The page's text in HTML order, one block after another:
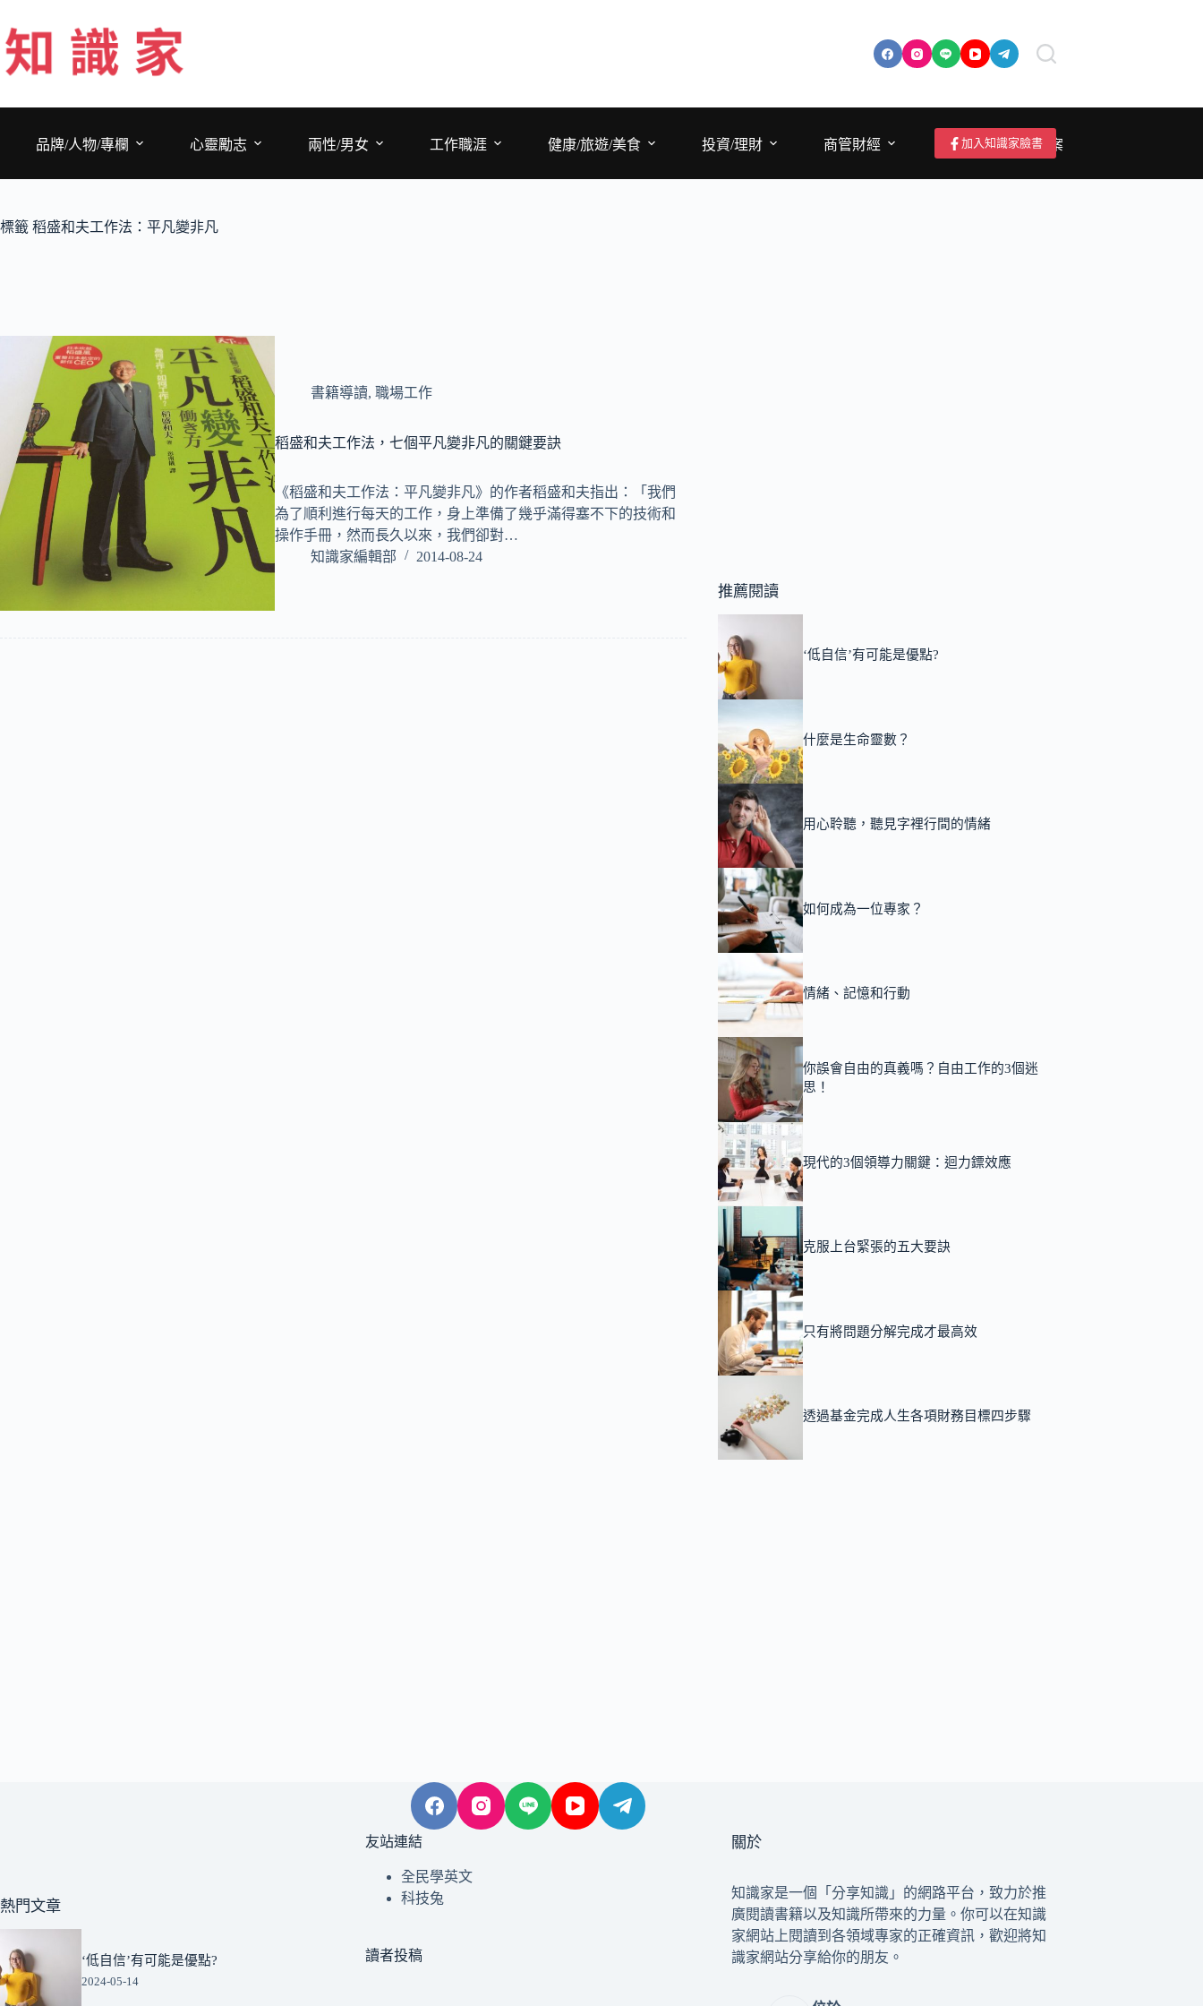
至
主
要
品牌/人物/專欄
心靈勵志 兩性/男女 工作職涯 健康/旅遊/美食 投資/理財 商管財經 成為作者/投稿/提案
加入知識家臉書
標籤 稻盛和夫工作法：平凡變非凡
書籍導讀, 職場工作
稻盛和夫工作法，七個平凡變非凡的關鍵要訣
《稻盛和夫工作法：平凡變非凡》的作者稻盛和夫指出：「我們
為了順利進行每天的工作，身上準備了幾乎滿得塞不下的技術和
操作手冊，然而長久以來，我們卻對…
知識家編輯部
2014-08-24
推薦閱讀
‘低自信’有可能是優點?
什麼是生命靈數？
用心聆聽，聽見字裡行間的情緒
如何成為一位專家？
情緒、記憶和行動
你誤會自由的真義嗎？自由工作的3個迷
思！
現代的3個領導力關鍵：迴力鏢效應
克服上台緊張的五大要訣
只有將問題分解完成才最高效
透過基金完成人生各項財務目標四步驟
熱門文章
‘低自信’有可能是優點?
2024-05-14
友站連結
全民學英文
科技兔
讀者投稿
關於
知識家是一個「分享知識」的網路平台，致力於推
廣閱讀書籍以及知識所帶來的力量。你可以在知識
家網站上閱讀到各領域專家的正確資訊，歡迎將知
識家網站分享給你的朋友。